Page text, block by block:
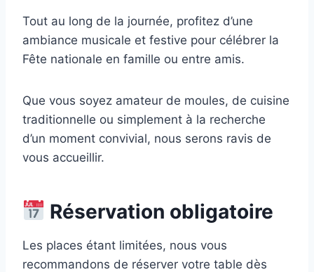
Tout au long de la journée, profitez d’une
ambiance musicale et festive pour célébrer la
Fête nationale en famille ou entre amis.
Que vous soyez amateur de moules, de cuisine
traditionnelle ou simplement à la recherche
d’un moment convivial, nous serons ravis de
vous accueillir.
Réservation obligatoire
Les places étant limitées, nous vous
recommandons de réserver votre table dès